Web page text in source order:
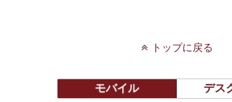
トップに戻る
モバイル デス